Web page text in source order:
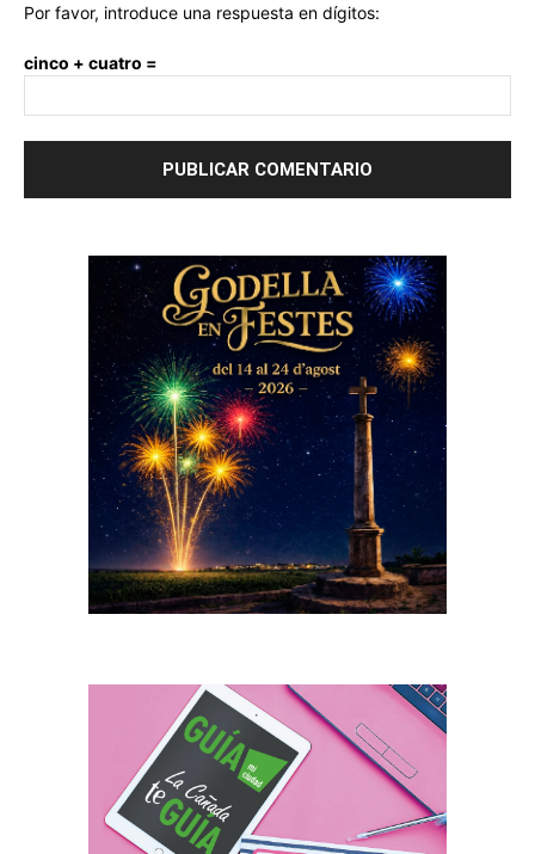
Por favor, introduce una respuesta en dígitos:
cinco + cuatro =